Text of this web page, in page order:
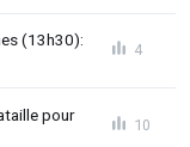
(13h30):
4
pour
10